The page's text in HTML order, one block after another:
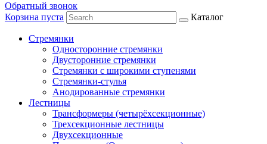
Обратный звонок
Корзина пуста
Каталог
Стремянки
Односторонние стремянки
Двусторонние стремянки
Стремянки с широкими ступенями
Стремянки-стулья
Анодированные стремянки
Лестницы
Трансформеры (четырёхсекционные)
Трехсекционные лестницы
Двухсекционные